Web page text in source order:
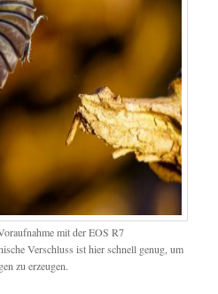
mit der EOS R7
Verschluss ist hier schnell genug, um
zu erzeugen.